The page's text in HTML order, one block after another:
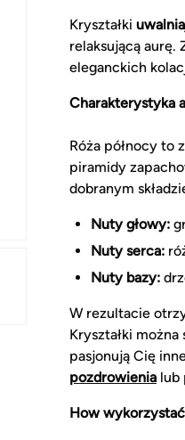
Kryształki
relaksującą aurę.
eleganckich
Charakterystyka
Róża północy to
piramidy
dobranym
Nuty głowy:
Nuty serca:
Nuty bazy:
W rezultacie
Kryształki
pasjonują Cię
pozdrowienia lub
How